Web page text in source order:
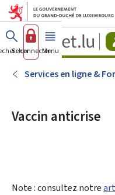
Aller au
Aller
Se connecterMenu principal
Services en ligne &
Vaccin anticrise
Note : consultez notre